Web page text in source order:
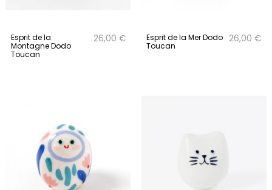
Esprit de la
Montagne Dodo
Toucan
26,00 €
Esprit de la Mer Dodo
Toucan
26,00 €